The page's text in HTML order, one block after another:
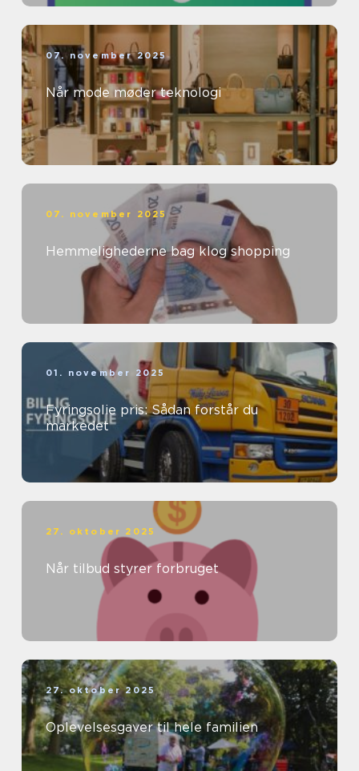
07. november 2025
Når mode møder teknologi
07. november 2025
Hemmelighederne bag klog shopping
01. november 2025
Fyringsolie pris: Sådan forstår du
markedet
27. oktober 2025
Når tilbud styrer forbruget
27. oktober 2025
Oplevelsesgaver til hele familien